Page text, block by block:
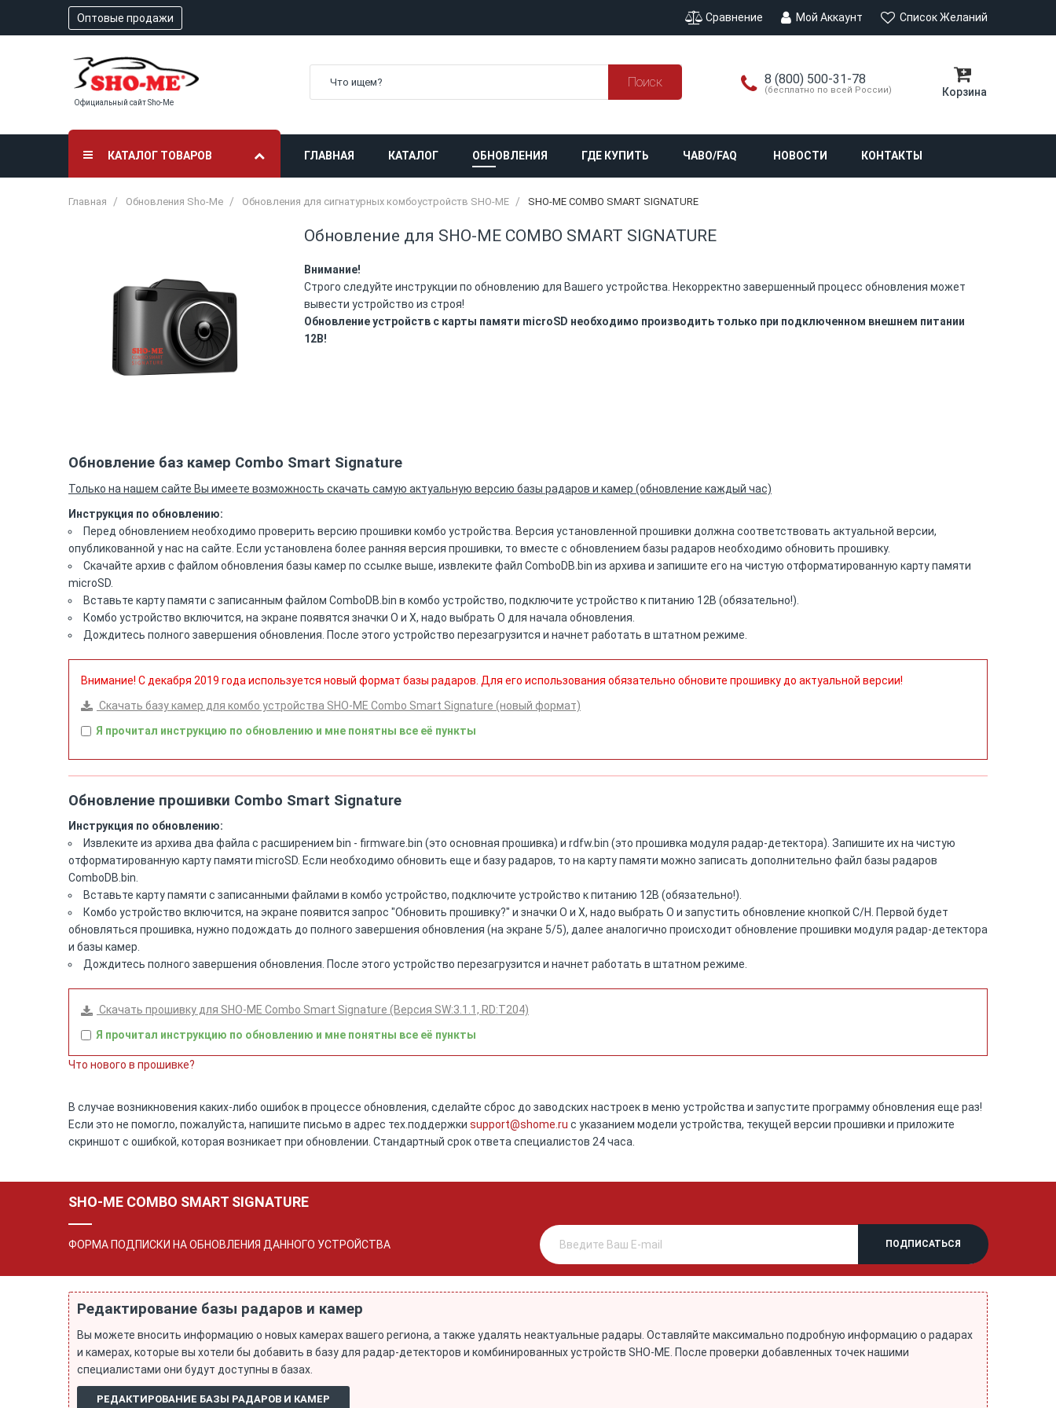
Оптовые продажи Сравнение Мой Аккаунт Список Желаний
Официальный сайт Sho-Me
Корзина
Поиск 8 (800) 500-31-78
(бесплатно по всей России)
КАТАЛОГ ТОВАРОВ ГЛАВНАЯ КАТАЛОГ ОБНОВЛЕНИЯ ГДЕ КУПИТЬ ЧАВО/FAQ НОВОСТИ КОНТАКТЫ
Главная Обновления Sho-Me Обновления для сигнатурных комбоустройств SHO-ME SHO-ME COMBO SMART SIGNATURE
Обновление для SHO-ME COMBO SMART SIGNATURE
Внимание!
Строго следуйте инструкции по обновлению для Вашего устройства. Некорректно завершенный процесс обновления может
вывести устройство из строя!
Обновление устройств с карты памяти microSD необходимо производить только при подключенном внешнем питании
12В!
Обновление баз камер Combo Smart Signature
Только на нашем сайте Вы имеете возможность скачать самую актуальную версию базы радаров и камер (обновление каждый час)
Инструкция по обновлению:
Перед обновлением необходимо проверить версию прошивки комбо устройства. Версия установленной прошивки должна соответствовать актуальной версии,
опубликованной у нас на сайте. Если установлена более ранняя версия прошивки, то вместе с обновлением базы радаров необходимо обновить прошивку.
Скачайте архив с файлом обновления базы камер по ссылке выше, извлеките файл ComboDB.bin из архива и запишите его на чистую отформатированную карту памяти
microSD.
Вставьте карту памяти с записанным файлом ComboDB.bin в комбо устройство, подключите устройство к питанию 12В (обязательно!).
Комбо устройство включится, на экране появятся значки О и Х, надо выбрать О для начала обновления.
Дождитесь полного завершения обновления. После этого устройство перезагрузится и начнет работать в штатном режиме.
Внимание! С декабря 2019 года используется новый формат базы радаров. Для его использования обязательно обновите прошивку до актуальной версии!
Скачать базу камер для комбо устройства SHO-ME Combo Smart Signature (новый формат)
Я прочитал инструкцию по обновлению и мне понятны все её пункты
Обновление прошивки Combo Smart Signature
Инструкция по обновлению:
Извлеките из архива два файла с расширением bin - firmware.bin (это основная прошивка) и rdfw.bin (это прошивка модуля радар-детектора). Запишите их на чистую
отформатированную карту памяти microSD. Если необходимо обновить еще и базу радаров, то на карту памяти можно записать дополнительно файл базы радаров
ComboDB.bin.
Вставьте карту памяти с записанными файлами в комбо устройство, подключите устройство к питанию 12В (обязательно!).
Комбо устройство включится, на экране появится запрос "Обновить прошивку?" и значки О и Х, надо выбрать О и запустить обновление кнопкой C/H. Первой будет
обновляться прошивка, нужно подождать до полного завершения обновления (на экране 5/5), далее аналогично происходит обновление прошивки модуля радар-детектора
и базы камер.
Дождитесь полного завершения обновления. После этого устройство перезагрузится и начнет работать в штатном режиме.
Скачать прошивку для SHO-ME Combo Smart Signature (Версия SW:3.1.1, RD:T204)
Я прочитал инструкцию по обновлению и мне понятны все её пункты
Что нового в прошивке?
В случае возникновения каких-либо ошибок в процессе обновления, сделайте сброс до заводских настроек в меню устройства и запустите программу обновления еще раз!
Если это не помогло, пожалуйста, напишите письмо в адрес тех.поддержки support@shome.ru c указанием модели устройства, текущей версии прошивки и приложите
скриншот с ошибкой, которая возникает при обновлении. Стандартный срок ответа специалистов 24 часа.
SHO-ME COMBO SMART SIGNATURE
ФОРМА ПОДПИСКИ НА ОБНОВЛЕНИЯ ДАННОГО УСТРОЙСТВА
Редактирование базы радаров и камер
Вы можете вносить информацию о новых камерах вашего региона, а также удалять неактуальные радары. Оставляйте максимально подробную информацию о радарах
и камерах, которые вы хотели бы добавить в базу для радар-детекторов и комбинированных устройств SHO-ME. После проверки добавленных точек нашими
специалистами они будут доступны в базах.
РЕДАКТИРОВАНИЕ БАЗЫ РАДАРОВ И КАМЕР